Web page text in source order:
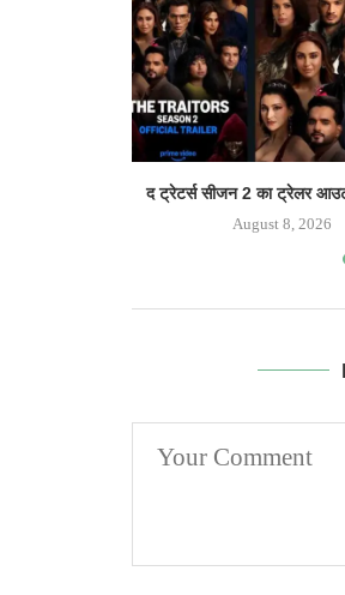
द ट्रेटर्स सीजन 2 का ट्रेलर
August 8, 2026